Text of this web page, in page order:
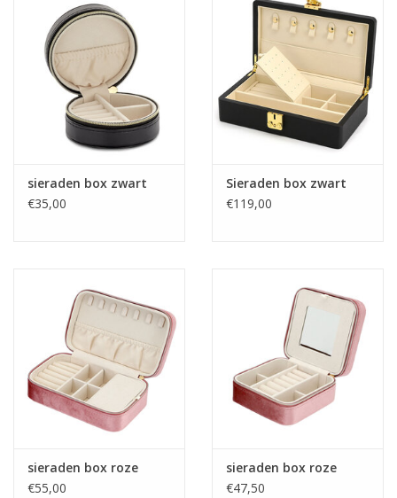
sieraden box zwart
€35,00
Sieraden box zwart
€119,00
sieraden box roze
€55,00
sieraden box roze
€47,50